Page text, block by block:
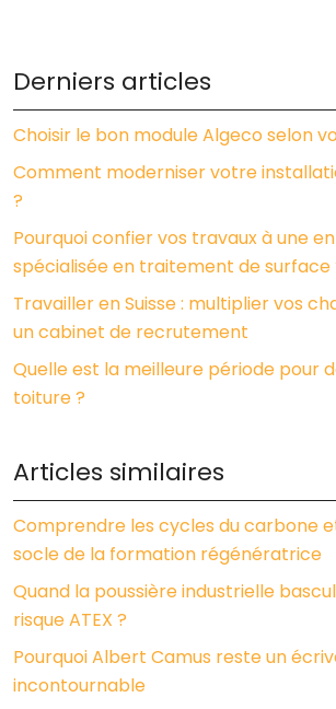
Derniers articles
Choisir le bon module Algeco selon
Comment moderniser votre
?
Pourquoi confier vos travaux à une
spécialisée en traitement de surface
Travailler en Suisse : multiplier vos
un cabinet de recrutement
Quelle est la meilleure période pour
toiture ?
Articles similaires
Comprendre les cycles du carbone
socle de la formation régénératrice
Quand la poussière industrielle
risque ATEX ?
Pourquoi Albert Camus reste un
incontournable